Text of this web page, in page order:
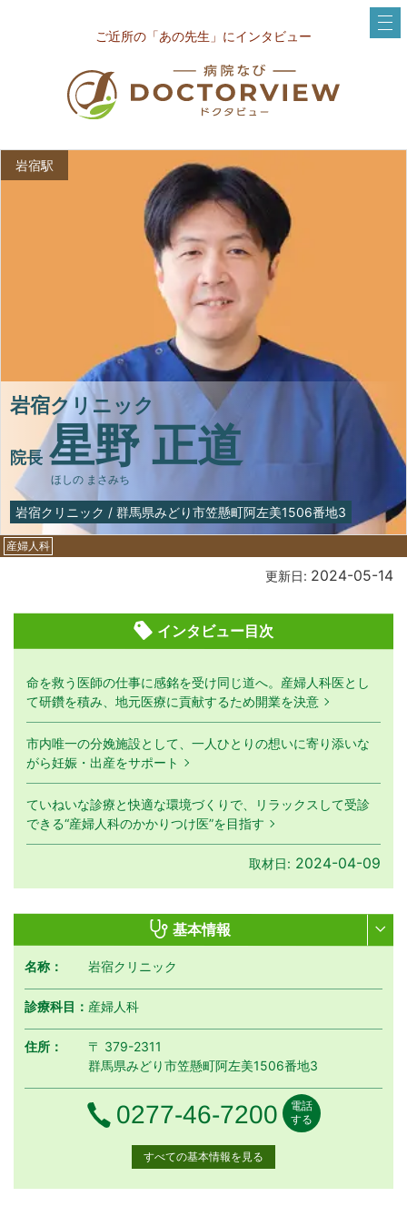
ご近所の「あの先生」にインタビュー
岩宿駅
岩宿クリニック
院長 星野 正道
ほしの まさみち
岩宿クリニック / 群馬県みどり市笠懸町阿左美1506番地3
産婦人科
更新日: 2024-05-14
インタビュー目次
命を救う医師の仕事に感銘を受け同じ道へ。産婦人科医とし
て研鑽を積み、地元医療に貢献するため開業を決意
市内唯一の分娩施設として、一人ひとりの想いに寄り添いな
がら妊娠・出産をサポート
ていねいな診療と快適な環境づくりで、リラックスして受診
できる“産婦人科のかかりつけ医”を目指す
取材日: 2024-04-09
基本情報
名称： 岩宿クリニック
診療科目： 産婦人科
住所：
〒 379-2311
群馬県みどり市笠懸町阿左美1506番地3
電話番号
0277-46-7200
電話
する
すべての基本情報を見る